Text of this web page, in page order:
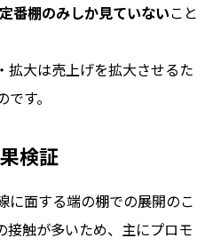
番棚のみしか見ていないこと
拡大は売上げを拡大させるた
す。
検証
に面する端の棚での展開のこ
接触が多いため、主にプロモ